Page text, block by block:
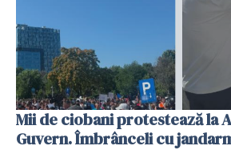
Mii de ciobani protestează la
Guvern. Îmbrânceli cu